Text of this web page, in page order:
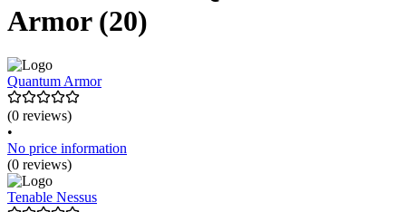
Armor (20)
Quantum Armor
(0 reviews)
•
No price information
(0 reviews)
Tenable Nessus